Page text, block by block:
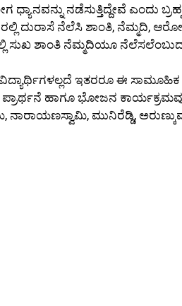
ಧ್ಯಾನವನ್ನು ನಡೆಸುತ್ತಿದ್ದೇವೆ ಎಂದು
ದುರಾಸೆ ನೆಲೆಸಿ ಶಾಂತಿ, ನೆಮ್ಮದಿ,
ಶಾಂತಿ ನೆಮ್ಮದಿಯೂ
ಇತರರೂ ಈ
ಪ್ರಾರ್ಥನೆ ಹಾಗೂ ಭೋಜನ
ನಾರಾಯಣಸ್ವಾಮಿ, ಮುನಿರೆಡ್ಡಿ,